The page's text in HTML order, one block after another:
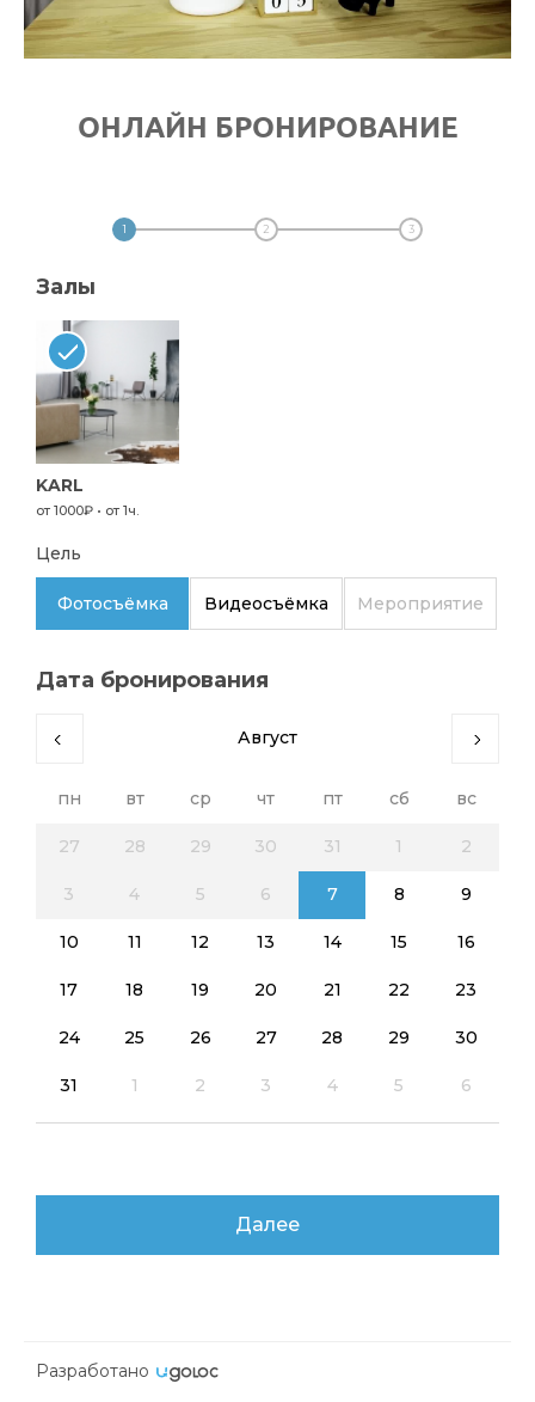
ОНЛАЙН БРОНИРОВАНИЕ
1 2 3
Залы
KARL
от 1000₽ • от 1ч.
Цель
Фотосъёмка Видеосъёмка Мероприятие
Дата бронирования
Август
пн вт ср чт пт сб вс
27 28 29 30 31 1 2
3 4 5 6 7 8 9
10 11 12 13 14 15 16
17 18 19 20 21 22 23
24 25 26 27 28 29 30
31 1 2 3 4 5 6
Далее
Разработано